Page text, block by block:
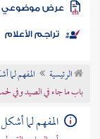
الكتب
موضوعي
تراجم الأعلام
الرئيسية المفهم
باب ما جاء في الصيد وفي
المفهم لما